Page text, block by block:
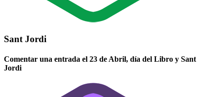
Sant Jordi
Comentar una entrada el 23 de Abril, día del Libro y Sant
Jordi